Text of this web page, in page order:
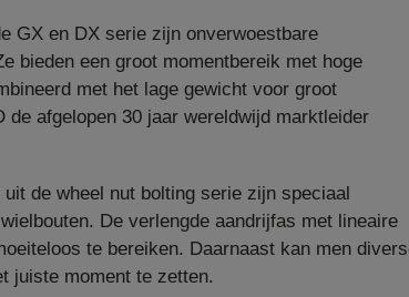
GX en DX serie zijn onverwoestbare
bieden een groot momentbereik met hoge
met het lage gewicht voor groot
afgelopen 30 jaar wereldwijd marktleider
de wheel nut bolting serie zijn speciaal
De verlengde aandrijfas met lineaire
te bereiken. Daarnaast kan men
juiste moment te zetten.